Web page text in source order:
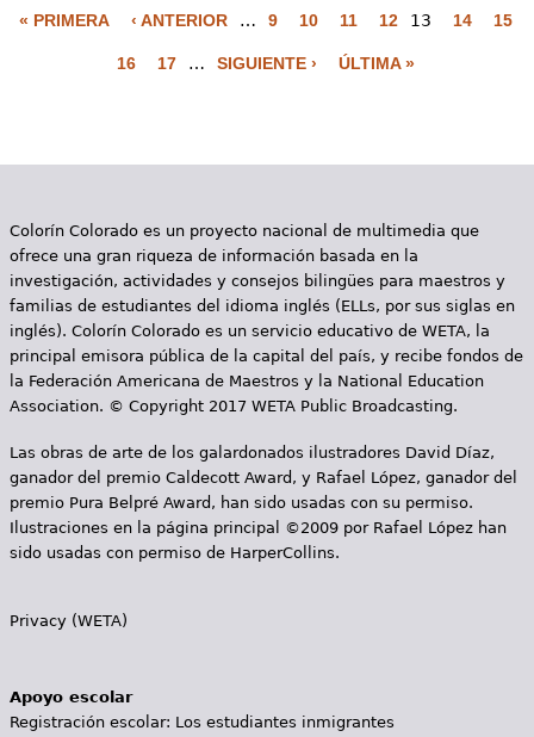
i
a
s
« PRIMERA ‹ ANTERIOR … 9 10 11 12 13 14 15
16 17 … SIGUIENTE › ÚLTIMA »
Colorín Colorado es un proyecto nacional de multimedia que
ofrece una gran riqueza de información basada en la
investigación, actividades y consejos bilingües para maestros y
familias de estudiantes del idioma inglés (ELLs, por sus siglas en
inglés). Colorín Colorado es un servicio educativo de WETA, la
principal emisora pública de la capital del país, y recibe fondos de
la Federación Americana de Maestros y la National Education
Association. © Copyright 2017 WETA Public Broadcasting.
Las obras de arte de los galardonados ilustradores David Díaz,
ganador del premio Caldecott Award, y Rafael López, ganador del
premio Pura Belpré Award, han sido usadas con su permiso.
Ilustraciones en la página principal ©2009 por Rafael López han
sido usadas con permiso de HarperCollins.
Privacy (WETA)
Apoyo escolar
Registración escolar: Los estudiantes inmigrantes